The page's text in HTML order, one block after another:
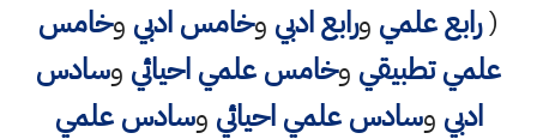
(رابع علمي ورابع ادبي وخامس ادبي وخامس
علمي تطبيقي وخامس علمي احيائي وسادس
ادبي وسادس علمي احيائي وسادس علمي